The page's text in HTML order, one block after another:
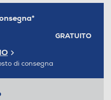
GRATUITO
di consegna